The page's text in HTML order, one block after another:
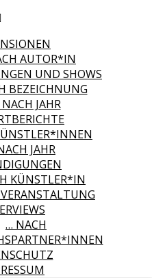
AUTOR*IN
UND SHOWS
BEZEICHNUNG
JAHR
JAHR
KÜNSTLER*IN
… NACH